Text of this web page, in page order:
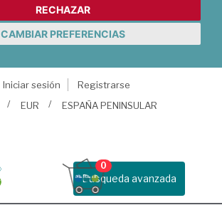
RECHAZAR
CAMBIAR PREFERENCIAS
Iniciar sesión
Registrarse
EUR ESPAÑA PENINSULAR
Busqueda avanzada
0